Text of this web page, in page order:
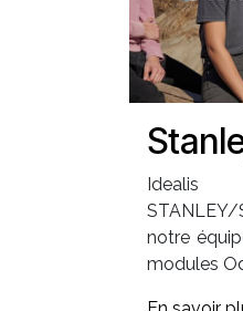
notre
modules